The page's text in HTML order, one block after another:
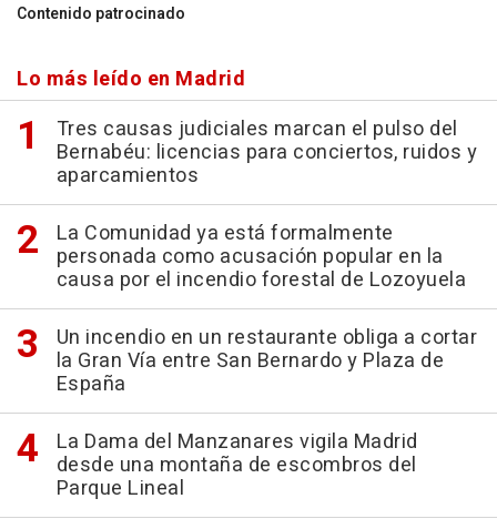
Contenido patrocinado
Lo más leído en Madrid
Tres causas judiciales marcan el pulso del
Bernabéu: licencias para conciertos, ruidos y
aparcamientos
La Comunidad ya está formalmente
personada como acusación popular en la
causa por el incendio forestal de Lozoyuela
Un incendio en un restaurante obliga a cortar
la Gran Vía entre San Bernardo y Plaza de
España
La Dama del Manzanares vigila Madrid
desde una montaña de escombros del
Parque Lineal